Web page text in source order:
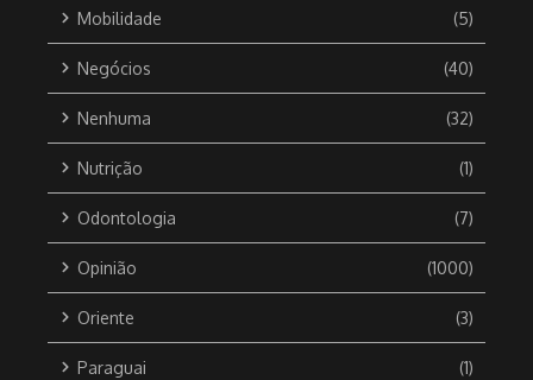
Mobilidade (5)
Negócios (40)
Nenhuma (32)
Nutrição (1)
Odontologia (7)
Opinião (1000)
Oriente (3)
Paraguai (1)